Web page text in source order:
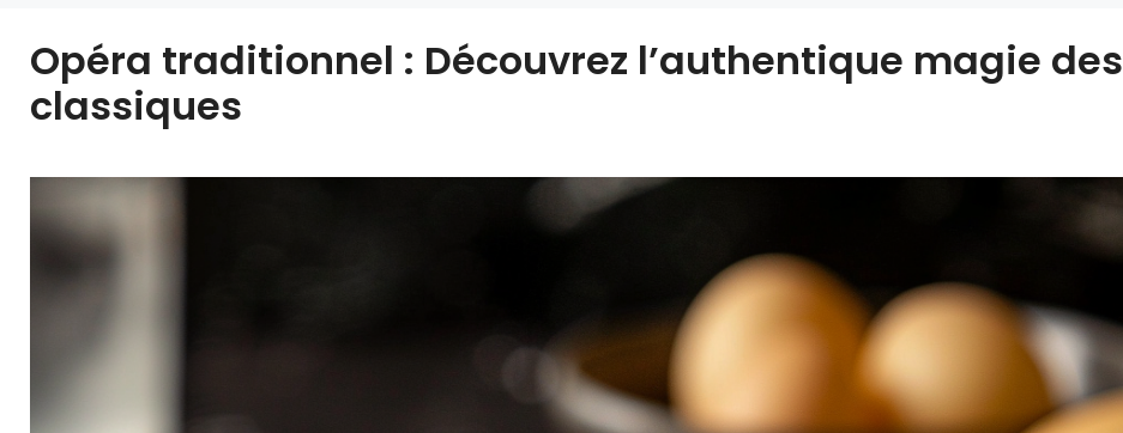
Opéra traditionnel : Découvrez l’authentique magie des
classiques